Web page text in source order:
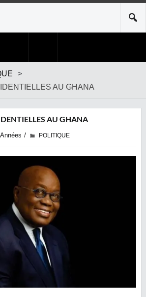
>
AU GHANA
AU GHANA
POLITIQUE